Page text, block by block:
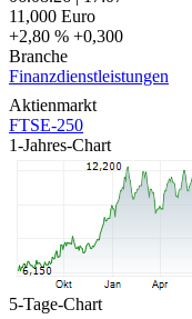
11,000 Euro
+2,80 % +0,300
Branche
Finanzdienstleistungen
Aktienmarkt
FTSE-250
1-Jahres-Chart
5-Tage-Chart